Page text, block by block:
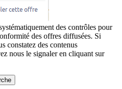
des contrôles pour
des offres diffusées. Si
constatez des contenus
nous le signaler en cliquant sur